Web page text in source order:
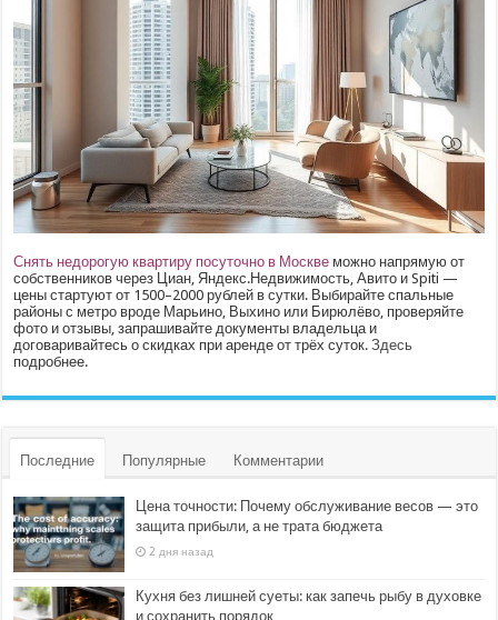
Снять недорогую квартиру посуточно в Москве можно напрямую от
собственников через Циан, Яндекс.Недвижимость, Авито и Spiti —
цены стартуют от 1500–2000 рублей в сутки. Выбирайте спальные
районы с метро вроде Марьино, Выхино или Бирюлёво, проверяйте
фото и отзывы, запрашивайте документы владельца и
договаривайтесь о скидках при аренде от трёх суток.Здесь
подробнее.
Последние Популярные Комментарии
Цена точности: Почему обслуживание весов — это
защита прибыли, а не трата бюджета
2 дня назад
Кухня без лишней суеты: как запечь рыбу в духовке
и сохранить порядок